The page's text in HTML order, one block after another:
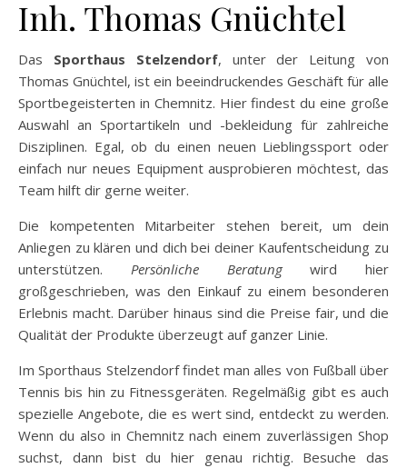
Inh. Thomas Gnüchtel
Das Sporthaus Stelzendorf, unter der Leitung von
Thomas Gnüchtel, ist ein beeindruckendes Geschäft für alle
Sportbegeisterten in Chemnitz. Hier findest du eine große
Auswahl an Sportartikeln und -bekleidung für zahlreiche
Disziplinen. Egal, ob du einen neuen Lieblingssport oder
einfach nur neues Equipment ausprobieren möchtest, das
Team hilft dir gerne weiter.
Die kompetenten Mitarbeiter stehen bereit, um dein
Anliegen zu klären und dich bei deiner Kaufentscheidung zu
unterstützen. Persönliche Beratungwird hier
großgeschrieben, was den Einkauf zu einem besonderen
Erlebnis macht. Darüber hinaus sind die Preise fair, und die
Qualität der Produkte überzeugt auf ganzer Linie.
Im Sporthaus Stelzendorf findet man alles von Fußball über
Tennis bis hin zu Fitnessgeräten. Regelmäßig gibt es auch
spezielle Angebote, die es wert sind, entdeckt zu werden.
Wenn du also in Chemnitz nach einem zuverlässigen Shop
suchst, dann bist du hier genau richtig. Besuche das